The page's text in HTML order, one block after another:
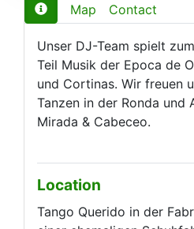
Map Contact
Unser DJ-Team spielt
Teil Musik der Epoca de
und Cortinas. Wir freuen
Tanzen in der Ronda und
Mirada & Cabeceo.
Location
Tango Querido in der